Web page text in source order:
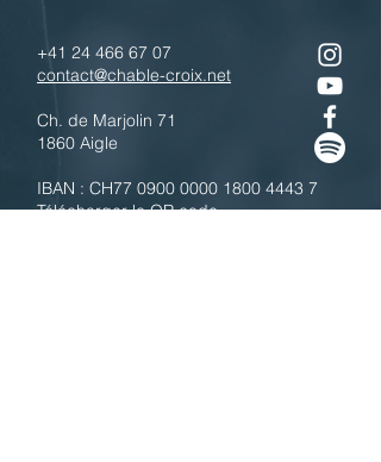
+41 24 466 67 07
contact@chable-croix.net
Ch. de Marjolin 71
1860 Aigle
IBAN : CH77 0900 0000 1800 4443 7
Télécharger le QR code